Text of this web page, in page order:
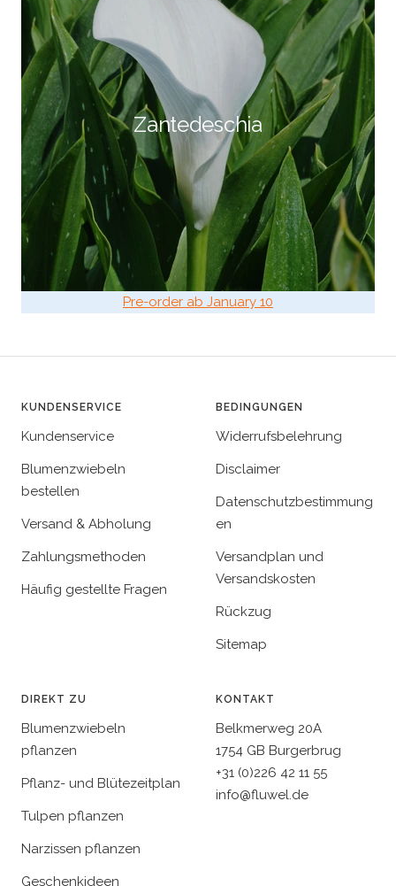
Zantedeschia
Pre-order ab January 10
KUNDENSERVICE
Kundenservice
Blumenzwiebeln
bestellen
Versand & Abholung
Zahlungsmethoden
Häufig gestellte Fragen
BEDINGUNGEN
Widerrufsbelehrung
Disclaimer
Datenschutzbestimmung
en
Versandplan und
Versandskosten
Rückzug
Sitemap
DIREKT ZU
Blumenzwiebeln
pflanzen
Pflanz- und Blütezeitplan
Tulpen pflanzen
Narzissen pflanzen
Geschenkideen
KONTAKT
Belkmerweg 20A
1754 GB Burgerbrug
+31 (0)226 42 11 55
info@fluwel.de